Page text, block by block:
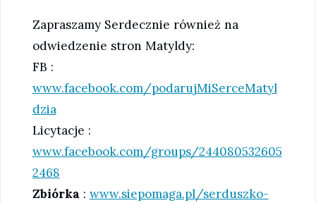
Zapraszamy Serdecznie również na
odwiedzenie stron Matyldy:
FB :
www.facebook.com/podarujMiSerceMatyl
dzia
Licytacje :
www.facebook.com/groups/244080532605
2468
Zbiórka : www.siepomaga.pl/serduszko-